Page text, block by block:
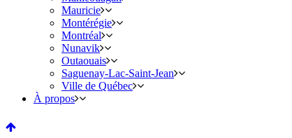
Mauricie
Montérégie
Montréal
Nunavik
Outaouais
Saguenay-Lac-Saint-Jean
Ville de Québec
À propos